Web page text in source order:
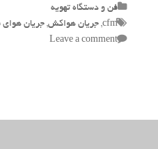
Categories
فن و دستگاه تهویه
Tags
cfm
, جریان هواکش, جریان
Leave a comment